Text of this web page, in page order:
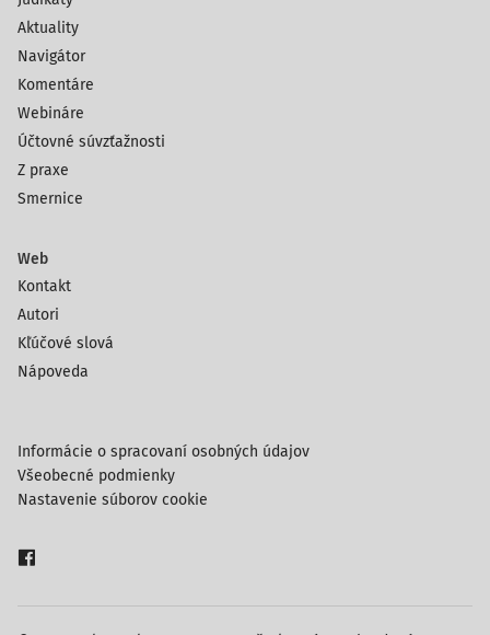
Aktuality
Navigátor
Komentáre
Webináre
Účtovné súvzťažnosti
Z praxe
Smernice
Web
Kontakt
Autori
Kľúčové slová
Nápoveda
Informácie o spracovaní osobných údajov
Všeobecné podmienky
Nastavenie súborov cookie